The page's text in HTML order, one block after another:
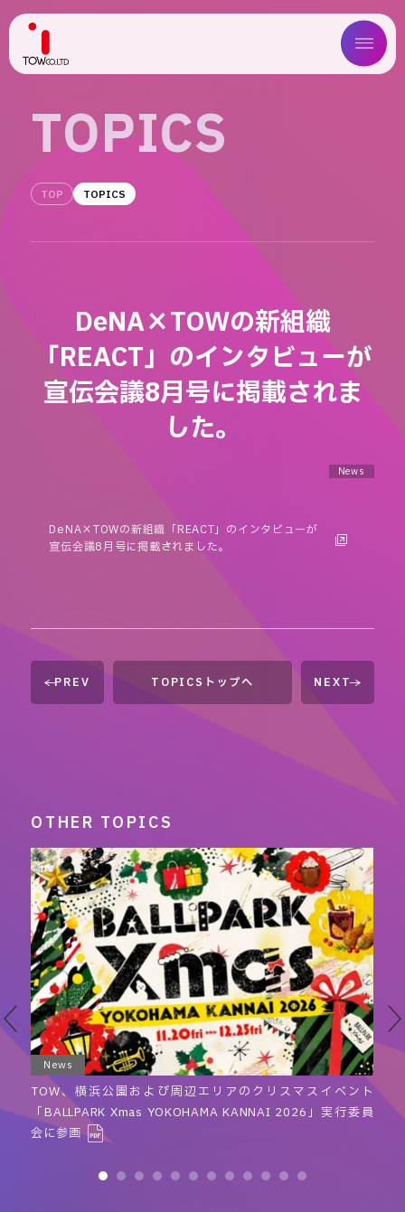
ABOUT US
SERVICE
WORKS
MAGAZINE
NEWS
IR
TOPICS
TOP TOPICS
DeNA×TOWの新組織
「REACT」のインタビューが
宣伝会議8月号に掲載されま
した。
News
DeNA×TOWの新組織「REACT」のインタビューが
宣伝会議8月号に掲載されました。
PREV TOPICSトップへ NEXT
OTHER TOPICS
News
TOW、横浜公園および周辺エリアのクリスマスイベント
「BALLPARK Xmas YOKOHAMA KANNAI 2026」実行委員
会に参画